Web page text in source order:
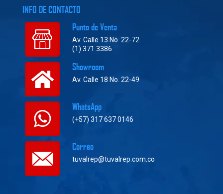
INFO DE CONTACTO
Punto de Venta
Av. Calle 13 No. 22-72
(1) 371 3386
Showroom
Av. Calle 18 No. 22-49
WhatsApp
(+57) 317 637 0146
Correo
tuvalrep@tuvalrep.com.co